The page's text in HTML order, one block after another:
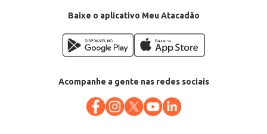
Baixe o aplicativo Meu Atacadão
Acompanhe a gente nas redes sociais